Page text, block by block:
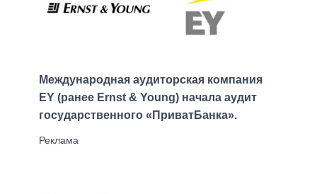
Международная аудиторская компания
EY (ранее Ernst & Young) начала аудит
государственного «ПриватБанка».